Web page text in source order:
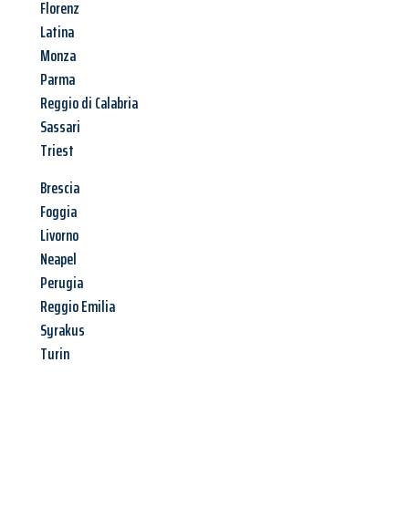
Florenz
Latina
Monza
Parma
Reggio di Calabria
Sassari
Triest
Brescia
Foggia
Livorno
Neapel
Perugia
Reggio Emilia
Syrakus
Turin